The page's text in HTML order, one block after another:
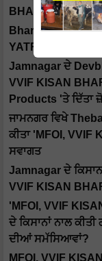
BHARAT YATRA'
Bharatbhai
YATRA' ਦਾ ਸ਼ਾਨਦਾਰ
Jamnagar ਦੇ
VVIF KISAN
Products 'ਤੇ ਦਿੱਤਾ
ਜਾਮਨਗਰ ਵਿਖੇ
ਕੀਤਾ 'MFOI, VVIF
ਸਵਾਗਤ
Jamnagar ਦੇ
VVIF KISAN
'MFOI, VVIF
ਦੇ ਕਿਸਾਨਾਂ ਨਾਲ
ਦੀਆਂ ਸਮੱਸਿਆਵਾਂ?
MFOI, VVIF